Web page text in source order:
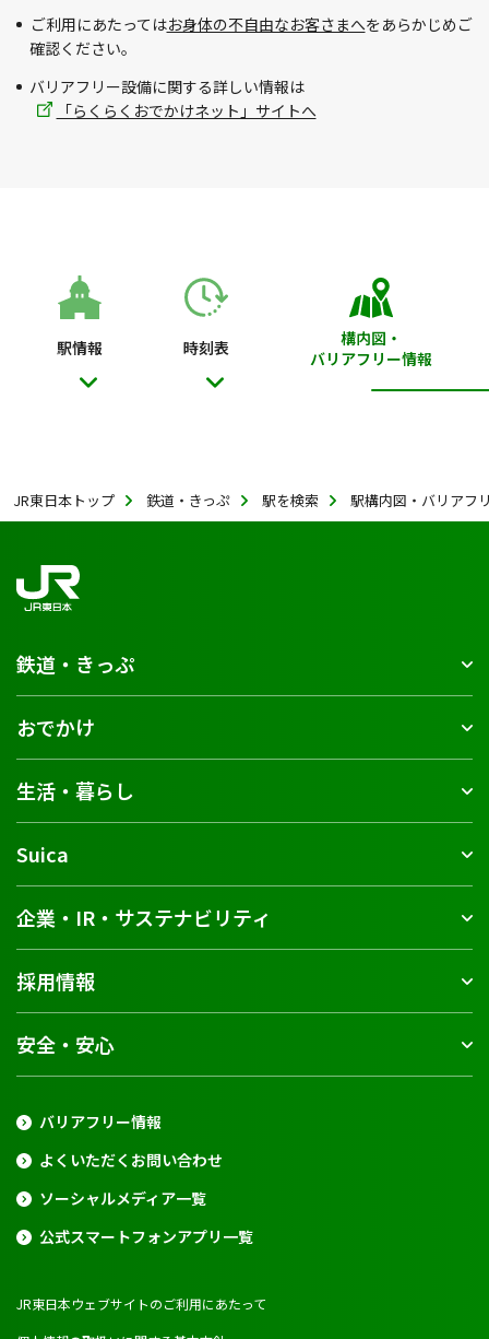
ご利用にあたってはお身体の不自由なお客さまへをあらかじめご
確認ください。
バリアフリー設備に関する詳しい情報は
「らくらくおでかけネット」サイトへ
駅情報 時刻表
構内図・
バリアフリー情報
JR東日本トップ 鉄道・きっぷ 駅を検索 駅構内図・バリアフ
鉄道・きっぷ
おでかけ
生活・暮らし
Suica
企業・IR・サステナビリティ
採用情報
安全・安心
バリアフリー情報
よくいただくお問い合わせ
ソーシャルメディア一覧
公式スマートフォンアプリ一覧
JR東日本ウェブサイトのご利用にあたって